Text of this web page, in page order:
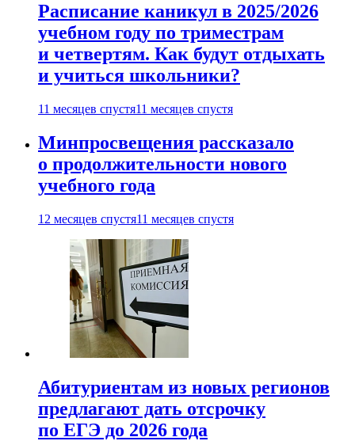
Расписание каникул в 2025/2026
учебном году по триместрам
и четвертям. Как будут отдыхать
и учиться школьники?
11 месяцев спустя11 месяцев спустя
Минпросвещения рассказало
о продолжительности нового
учебного года
12 месяцев спустя11 месяцев спустя
Абитуриентам из новых регионов
предлагают дать отсрочку
по ЕГЭ до 2026 года